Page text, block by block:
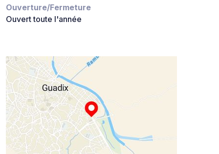
Ouverture/Fermeture
Ouvert toute l'année